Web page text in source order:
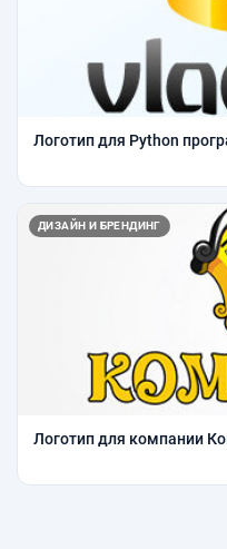
Логотип для Python
ДИЗАЙН И БРЕНДИНГ
Логотип для компании